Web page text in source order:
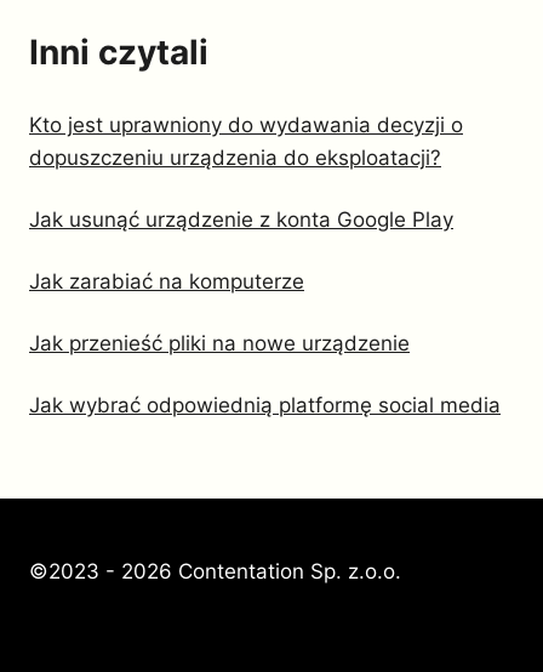
Inni czytali
Kto jest uprawniony do wydawania decyzji o
dopuszczeniu urządzenia do eksploatacji?
Jak usunąć urządzenie z konta Google Play
Jak zarabiać na komputerze
Jak przenieść pliki na nowe urządzenie
Jak wybrać odpowiednią platformę social media
©2023 - 2026 Contentation Sp. z.o.o.